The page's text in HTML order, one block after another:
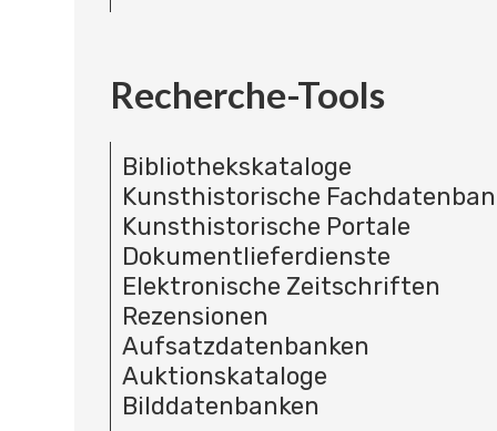
Recherche-Tools
Bibliothekskataloge
Kunsthistorische
Kunsthistorische Portale
Dokumentlieferdienste
Elektronische Zeitschriften
Rezensionen
Aufsatzdatenbanken
Auktionskataloge
Bilddatenbanken